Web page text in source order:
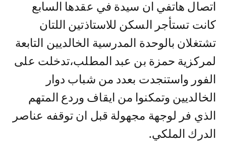
اتصال هاتفي ان سيدة في عقدها السابع
كانت تستأجر السكن للاستاذتين اللتان
تشتغلان بالوحدة المدرسية الخالديين التابعة
لمركزية حمزة بن عبد المطلب،تدخلت على
الفور واستنجدت بعدد من شباب دوار
الخالديين وتمكنوا من ايقاف وردع المتهم
الذي فر لوجهة مجهولة قبل ان توقفه عناصر
الدرك الملكي.